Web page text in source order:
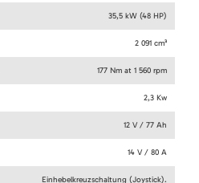
35,5 kW (48 HP)
2 091 cm³
177 Nm at 1 560 rpm
2,3 Kw
12 V / 77 Ah
14 V / 80 A
Einhebelkreuzschaltung (Joystick).